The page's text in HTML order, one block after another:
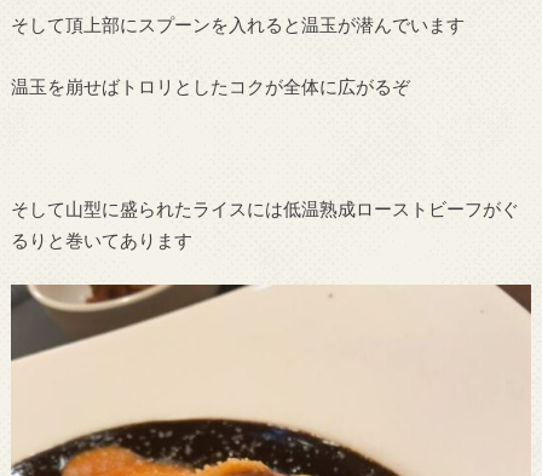
そして頂上部にスプーンを入れると温玉が潜んでいます
温玉を崩せばトロリとしたコクが全体に広がるぞ
そして山型に盛られたライスには低温熟成ローストビーフがぐ
るりと巻いてあります